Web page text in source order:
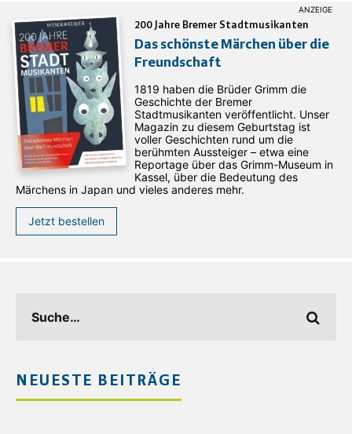
200 Jahre Bremer Stadtmusikanten
Das schönste Märchen über die
Freundschaft
1819 haben die Brüder Grimm die
Geschichte der Bremer
Stadtmusikanten veröffentlicht. Unser
Magazin zu diesem Geburtstag ist
voller Geschichten rund um die
berühmten Aussteiger – etwa eine
Reportage über das Grimm-Museum in
Kassel, über die Bedeutung des
Märchens in Japan und vieles anderes mehr.
Jetzt bestellen
NEUESTE BEITRÄGE